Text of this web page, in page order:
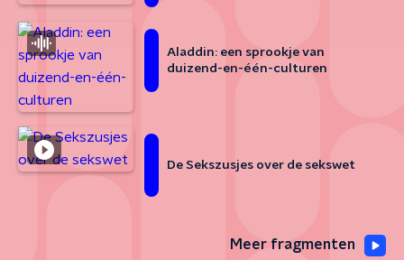
Aladdin: een sprookje van
duizend-en-één-culturen
De Sekszusjes over de sekswet
Meer fragmenten